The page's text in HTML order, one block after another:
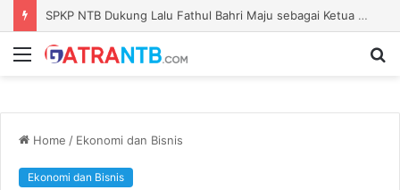
SPKP NTB Dukung Lalu Fathul Bahri Maju sebagai Ketua KONI NTB
Menu
Home / Ekonomi dan Bisnis
Ekonomi dan Bisnis